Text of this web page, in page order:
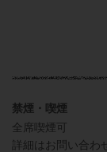
禁煙・喫煙
全席喫煙可
詳細はお問い合わ